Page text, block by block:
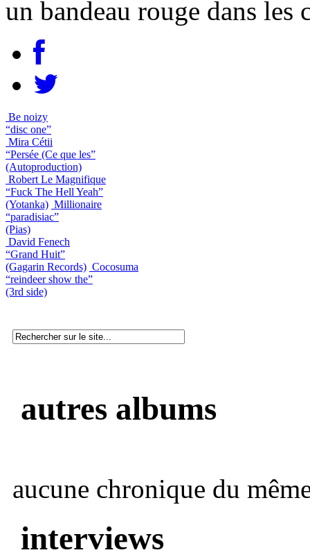
un bandeau rouge dans les
Be noizy
“disc one”
Mira Cétii
“Persée (Ce que les”
(Autoproduction)
Robert Le Magnifique
“Fuck The Hell Yeah”
(Yotanka) Millionaire
“paradisiac”
(Pias)
David Fenech
“Grand Huit”
(Gagarin Records) Cocosuma
“reindeer show the”
(3rd side)
autres albums
aucune chronique du
interviews